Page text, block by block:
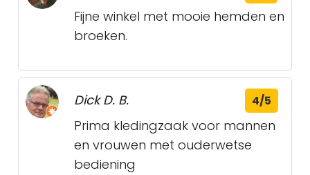
Fijne winkel met mooie hemden en
broeken.
Dick D. B. 4/5
Prima kledingzaak voor mannen
en vrouwen met ouderwetse
bediening